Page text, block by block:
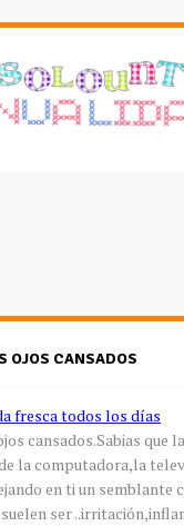
OJOS CANSADOS
fresca todos los días
cansados.Sabias que
la computadora,la
en ti un semblante
ser